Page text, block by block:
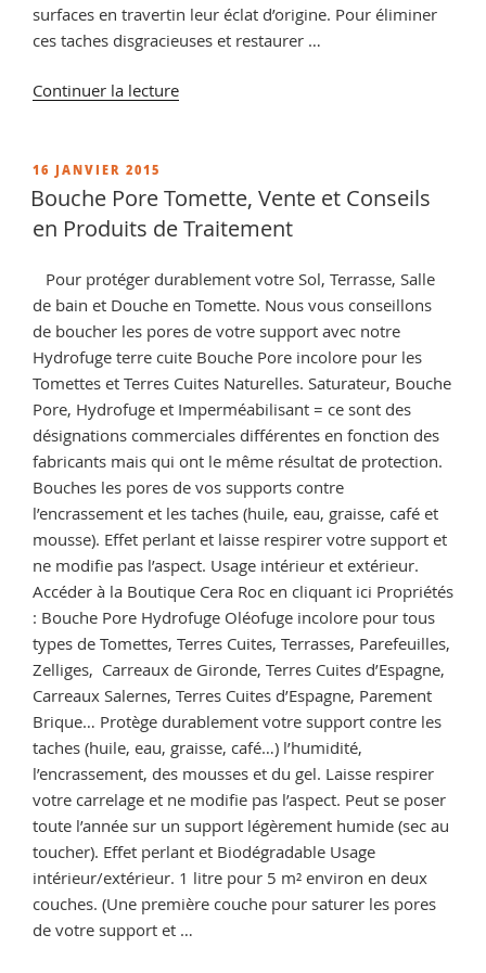
surfaces en travertin leur éclat d’origine. Pour éliminer
ces taches disgracieuses et restaurer …
Continuer la lecturede
retrouver
les
de
nos
spécialistes
Cera
Roc »
PUBLIÉ
LE
16 JANVIER 2015
Bouche Pore Tomette, Vente et Conseils
en Produits de Traitement
Pour protéger durablement votre Sol, Terrasse, Salle
de bain et Douche en Tomette. Nous vous conseillons
de boucher les pores de votre support avec notre
Hydrofuge terre cuite Bouche Pore incolore pour les
Tomettes et Terres Cuites Naturelles. Saturateur, Bouche
Pore, Hydrofuge et Imperméabilisant = ce sont des
désignations commerciales différentes en fonction des
fabricants mais qui ont le même résultat de protection.
Bouches les pores de vos supports contre
l’encrassement et les taches (huile, eau, graisse, café et
mousse). Effet perlant et laisse respirer votre support et
ne modifie pas l’aspect. Usage intérieur et extérieur.
Accéder à la Boutique Cera Roc en cliquant ici Propriétés
: Bouche Pore Hydrofuge Oléofuge incolore pour tous
types de Tomettes, Terres Cuites, Terrasses, Parefeuilles,
Zelliges, Carreaux de Gironde, Terres Cuites d’Espagne,
Carreaux Salernes, Terres Cuites d’Espagne, Parement
Brique… Protège durablement votre support contre les
taches (huile, eau, graisse, café…) l’humidité,
l’encrassement, des mousses et du gel. Laisse respirer
votre carrelage et ne modifie pas l’aspect. Peut se poser
toute l’année sur un support légèrement humide (sec au
toucher). Effet perlant et Biodégradable Usage
intérieur/extérieur. 1 litre pour 5 m² environ en deux
couches. (Une première couche pour saturer les pores
de votre support et …